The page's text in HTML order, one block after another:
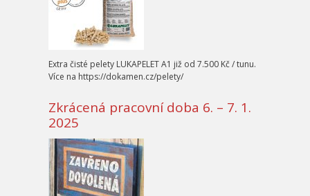
Extra čisté pelety LUKAPELET A1 již od 7.500 Kč / tunu.
Více na https://dokamen.cz/pelety/
Zkrácená pracovní doba 6. – 7. 1.
2025